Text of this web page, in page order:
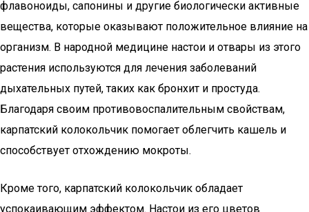
флавоноиды, сапонины и другие биологически активные
вещества, которые оказывают положительное влияние на
организм. В народной медицине настои и отвары из этого
растения используются для лечения заболеваний
дыхательных путей, таких как бронхит и простуда.
Благодаря своим противовоспалительным свойствам,
карпатский колокольчик помогает облегчить кашель и
способствует отхождению мокроты.
Кроме того, карпатский колокольчик обладает
успокаивающим эффектом. Настои из его цветов